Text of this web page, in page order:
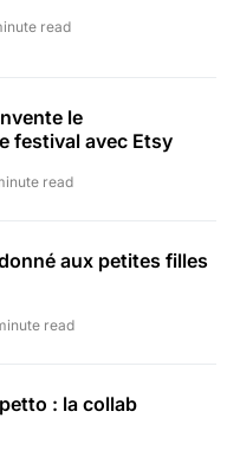
read
le
festival avec Etsy
read
aux petites filles
read
: la collab